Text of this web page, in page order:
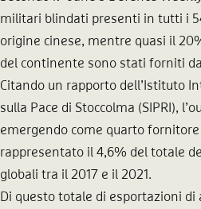
militari blindati presenti in tutti i
origine cinese, mentre quasi il
del continente sono stati forniti
Citando un rapporto dell’Istituto
sulla Pace di Stoccolma (SIPRI),
emergendo come quarto
rappresentato il 4,6% del totale
globali tra il 2017 e il 2021.
Di questo totale di esportazioni